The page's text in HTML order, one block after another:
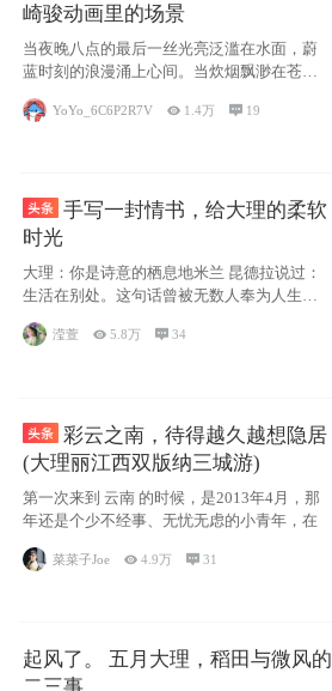
崎骏动画里的场景
当夜晚八点的最后一丝光亮泛滥在水面，蔚
蓝时刻的浪漫涌上心间。当炊烟飘渺在苍山
YoYo_6C6P2R7V  1.4万  19
手写一封情书，给大理的柔软
时光
大理：你是诗意的栖息地米兰 昆德拉说过：
生活在别处。这句话曾被无数人奉为人生信
条，并
滢萱 5.8万 34
彩云之南，待得越久越想隐居
(大理丽江西双版纳三城游)
第一次来到 云南 的时候，是2013年4月，那
年还是个少不经事、无忧无虑的小青年，在
菜菜子Joe 4.9万  31
起风了。 五月大理，稻田与微风的